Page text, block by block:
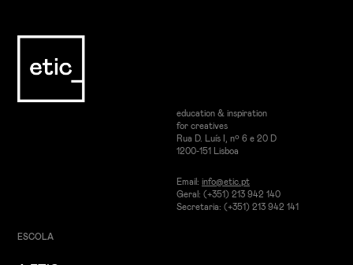
education & inspiration
for creatives
Rua D. Luís I, nº 6 e 20 D
1200-151 Lisboa
Email: info@etic.pt
Geral: (+351) 213 942 140
Secretaria: (+351) 213 942 141
ESCOLA